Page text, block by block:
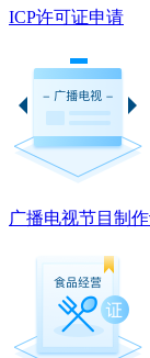
ICP许可证申请
广播电视节目制